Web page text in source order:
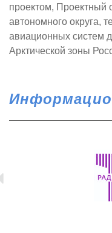
проектом,
автономного округа,
авиационных систем
Арктической зоны